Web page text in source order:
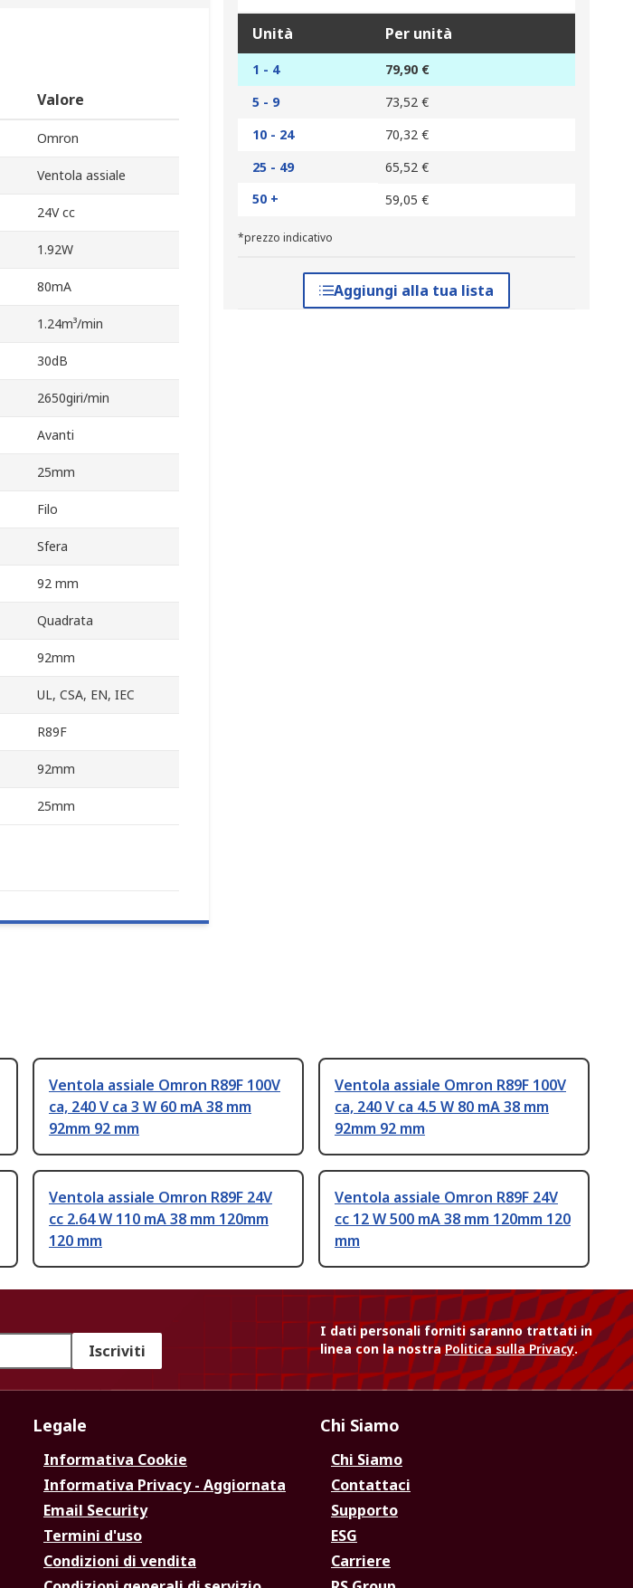
Unità Per unità
1 - 4
79,90 €
5 - 9
73,52 €
10 - 24
70,32 €
25 - 49
65,52 €
50 +
59,05 €
*prezzo indicativo
Aggiungi alla tua lista
Valore
Omron
Ventola assiale
24V cc
1.92W
80mA
1.24m³/min
30dB
2650giri/min
Avanti
25mm
Filo
Sfera
92 mm
Quadrata
92mm
UL, CSA, EN, IEC
R89F
92mm
25mm
Ventola assiale Omron R89F 100V
ca, 240 V ca 3 W 60 mA 38 mm
92mm 92 mm
Ventola assiale Omron R89F 100V
ca, 240 V ca 4.5 W 80 mA 38 mm
92mm 92 mm
Ventola assiale Omron R89F 24V
cc 2.64 W 110 mA 38 mm 120mm
120 mm
Ventola assiale Omron R89F 24V
cc 12 W 500 mA 38 mm 120mm 120
mm
Iscriviti
I dati personali forniti saranno trattati in
linea con la nostraPolitica sulla Privacy.
Legale
Informativa Cookie
Informativa Privacy - Aggiornata
Email Security
Termini d'uso
Condizioni di vendita
Chi Siamo
Chi Siamo
Contattaci
Supporto
ESG
Carriere